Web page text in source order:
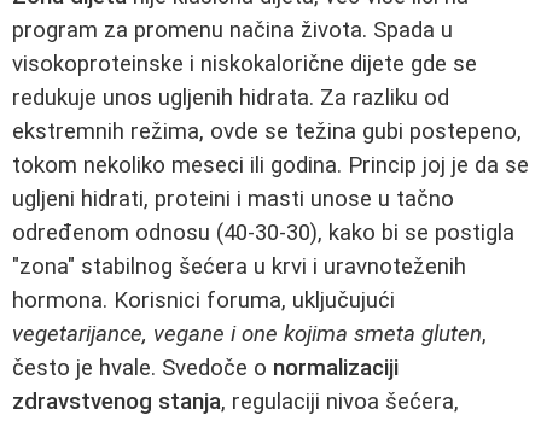
program za promenu načina života. Spada u
visokoproteinske i niskokalorične dijete gde se
redukuje unos ugljenih hidrata. Za razliku od
ekstremnih režima, ovde se težina gubi postepeno,
tokom nekoliko meseci ili godina. Princip joj je da se
ugljeni hidrati, proteini i masti unose u tačno
određenom odnosu (40-30-30), kako bi se postigla
"zona" stabilnog šećera u krvi i uravnoteženih
hormona. Korisnici foruma, uključujući
vegetarijance, vegane i one kojima smeta gluten,
često je hvale. Svedoče o normalizaciji
zdravstvenog stanja, regulaciji nivoa šećera,